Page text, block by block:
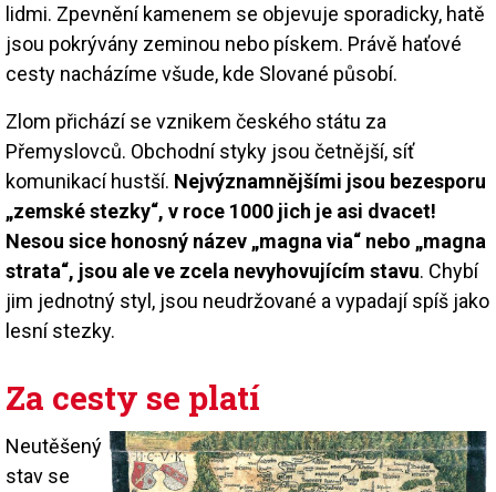
lidmi. Zpevnění kamenem se objevuje sporadicky, hatě
jsou pokrývány zeminou nebo pískem. Právě haťové
cesty nacházíme všude, kde Slované působí.
Zlom přichází se vznikem českého státu za
Přemyslovců. Obchodní styky jsou četnější, síť
komunikací hustší. Nejvýznamnějšími jsou bezesporu
„zemské stezky“, v roce 1000 jich je asi dvacet!
Nesou sice honosný název „magna via“ nebo „magna
strata“, jsou ale ve zcela nevyhovujícím stavu. Chybí
jim jednotný styl, jsou neudržované a vypadají spíš jako
lesní stezky.
Za cesty se platí
Neutěšený
stav se